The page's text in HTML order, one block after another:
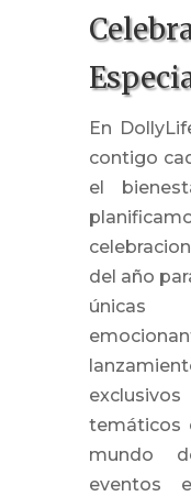
En
contigo
el
del año
únicas
temáticos
mundo
eventos